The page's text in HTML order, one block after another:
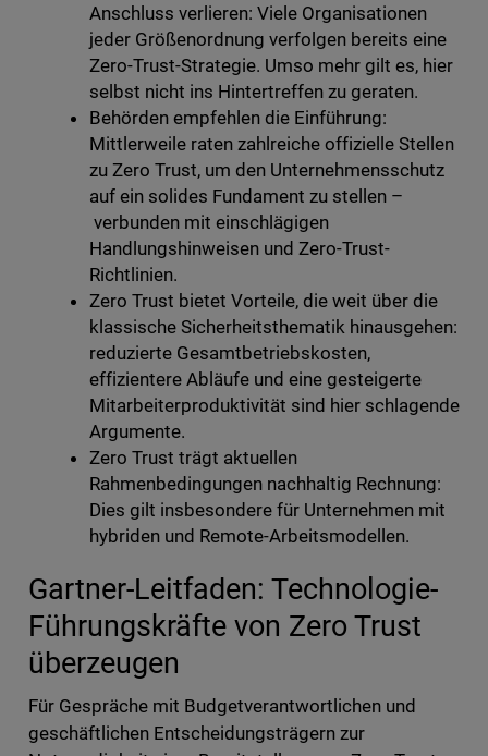
Anschluss verlieren: Viele Organisationen
jeder Größenordnung verfolgen bereits eine
Zero-Trust-Strategie. Umso mehr gilt es, hier
selbst nicht ins Hintertreffen zu geraten.
Behörden empfehlen die Einführung:
Mittlerweile raten zahlreiche offizielle Stellen
zu Zero Trust, um den Unternehmensschutz
auf ein solides Fundament zu stellen –
verbunden mit einschlägigen
Handlungshinweisen und Zero-Trust-
Richtlinien.
Zero Trust bietet Vorteile, die weit über die
klassische Sicherheitsthematik hinausgehen:
reduzierte Gesamtbetriebskosten,
effizientere Abläufe und eine gesteigerte
Mitarbeiterproduktivität sind hier schlagende
Argumente.
Zero Trust trägt aktuellen
Rahmenbedingungen nachhaltig Rechnung:
Dies gilt insbesondere für Unternehmen mit
hybriden und Remote-Arbeitsmodellen.
Gartner-Leitfaden: Technologie-
Führungskräfte von Zero Trust
überzeugen
Für Gespräche mit Budgetverantwortlichen und
geschäftlichen Entscheidungsträgern zur